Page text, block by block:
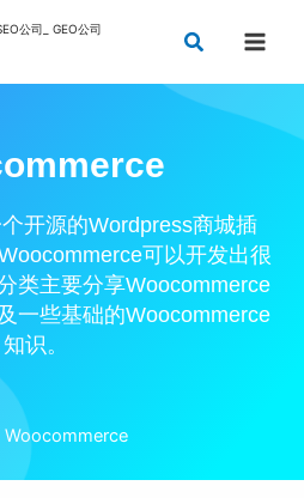
搜
开源的wordpress商城插
可以开发出很
类主要分享woocommerce
一些基础的Woocommerce
知识。
Woocommerce